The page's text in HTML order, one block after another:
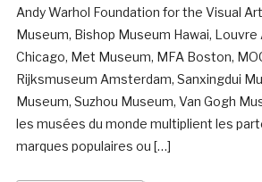
Andy Warhol Foundation for the Visual
Museum, Bishop Museum Hawai, Louvre
Chicago, Met Museum, MFA Boston,
Rijksmuseum Amsterdam, Sanxingdui
Museum, Suzhou Museum, Van Gogh
les musées du monde multiplient les
marques populaires ou […]